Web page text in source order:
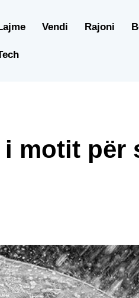
Vendi Rajoni
motit për